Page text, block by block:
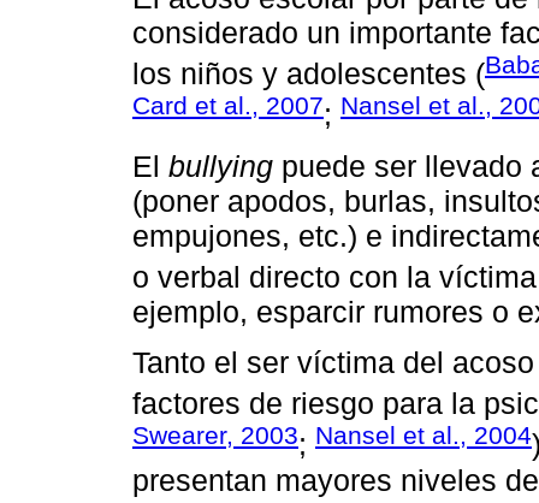
considerado un importante
los niños y adolescentes (
Card et al., 2007; Nansel et al.,
El bullying puede ser llevado
(poner apodos, burlas,
empujones, etc.) e
o verbal directo con la
ejemplo, esparcir rumores o
Tanto el ser víctima del
factores de riesgo para la
Swearer, 2003; Nansel et al., 2004
presentan mayores niveles